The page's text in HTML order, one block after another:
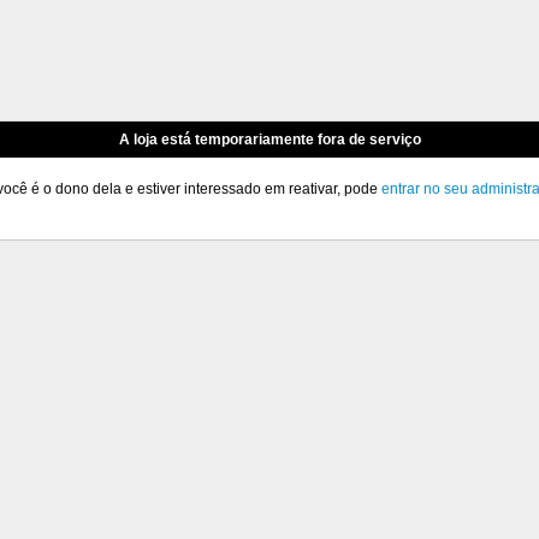
A loja está temporariamente fora de serviço
é o dono dela e estiver interessado em reativar, pode entrar no seu